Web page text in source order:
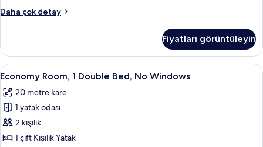
Daha çok detay
Family
hakkında
daha
fazla
Fiyatları görüntüleyin
Economy
Room,
1
Double
Bed,
No
Economy Room, 1 Double Bed, No
7
Economy Room, 1 Double Bed, No Windows
20 metre kare
1 yatak odası
2 kişilik
1 çift Kişilik Yatak